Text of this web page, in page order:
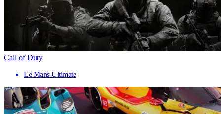
Call of Duty
Le Mans Ultimate